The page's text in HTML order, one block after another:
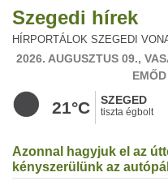
Szegedi hírek
HÍRPORTÁLOK SZEGEDI
2026. AUGUSZTUS 09.,
21°C SZEGED
tiszta égbolt
Azonnal hagyjuk el az
kényszerülünk az